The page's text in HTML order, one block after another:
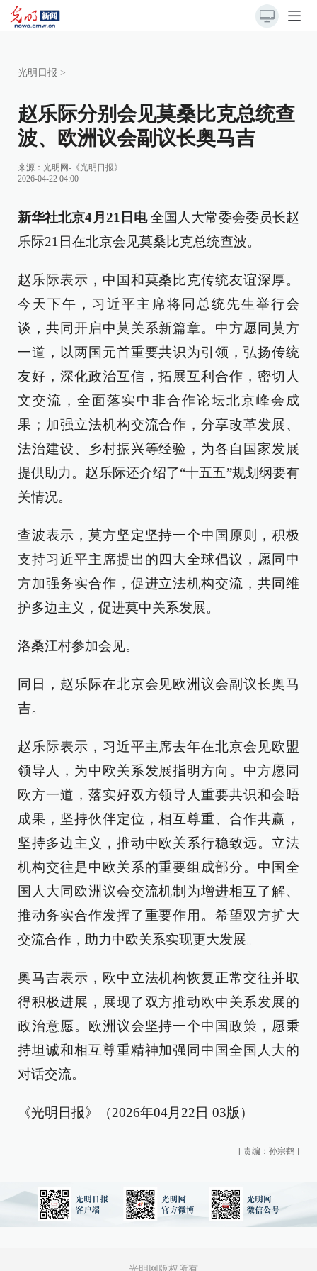
光明日报 >
赵乐际分别会见莫桑比克总统查
波、欧洲议会副议长奥马吉
来源： 光明网-《光明日报》
2026-04-22 04:00
新华社北京4月21日电全国人大常委会委员长赵
乐际21日在北京会见莫桑比克总统查波。
赵乐际表示，中国和莫桑比克传统友谊深厚。
今天下午，习近平主席将同总统先生举行会
谈，共同开启中莫关系新篇章。中方愿同莫方
一道，以两国元首重要共识为引领，弘扬传统
友好，深化政治互信，拓展互利合作，密切人
文交流，全面落实中非合作论坛北京峰会成
果；加强立法机构交流合作，分享改革发展、
法治建设、乡村振兴等经验，为各自国家发展
提供助力。赵乐际还介绍了“十五五”规划纲要有
关情况。
查波表示，莫方坚定坚持一个中国原则，积极
支持习近平主席提出的四大全球倡议，愿同中
方加强务实合作，促进立法机构交流，共同维
护多边主义，促进莫中关系发展。
洛桑江村参加会见。
同日，赵乐际在北京会见欧洲议会副议长奥马
吉。
赵乐际表示，习近平主席去年在北京会见欧盟
领导人，为中欧关系发展指明方向。中方愿同
欧方一道，落实好双方领导人重要共识和会晤
成果，坚持伙伴定位，相互尊重、合作共赢，
坚持多边主义，推动中欧关系行稳致远。立法
机构交往是中欧关系的重要组成部分。中国全
国人大同欧洲议会交流机制为增进相互了解、
推动务实合作发挥了重要作用。希望双方扩大
交流合作，助力中欧关系实现更大发展。
奥马吉表示，欧中立法机构恢复正常交往并取
得积极进展，展现了双方推动欧中关系发展的
政治意愿。欧洲议会坚持一个中国政策，愿秉
持坦诚和相互尊重精神加强同中国全国人大的
对话交流。
《光明日报》（2026年04月22日 03版）
[ 责编：孙宗鹤 ]